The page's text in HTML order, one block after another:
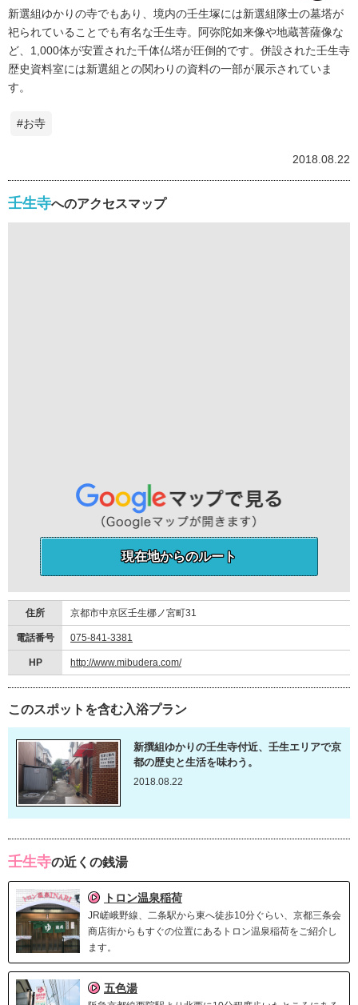
新選組ゆかりの寺でもあり、境内の壬生塚には新選組隊士の墓塔が
祀られていることでも有名な壬生寺。阿弥陀如来像や地蔵菩薩像な
ど、1,000体が安置された千体仏塔が圧倒的です。併設された壬生寺
歴史資料室には新選組との関わりの資料の一部が展示されていま
す。
#お寺
2018.08.22
壬生寺へのアクセスマップ
現在地からのルート
住所 京都市中京区壬生梛ノ宮町31
電話番号 075-841-3381
HP http://www.mibudera.com/
このスポットを含む入浴プラン
新撰組ゆかりの壬生寺付近、壬生エリアで京
都の歴史と生活を味わう。
2018.08.22
壬生寺の近くの銭湯
トロン温泉稲荷
JR嵯峨野線、二条駅から東へ徒歩10分ぐらい、京都三条会
商店街からもすぐの位置にあるトロン温泉稲荷をご紹介し
ます。
五色湯